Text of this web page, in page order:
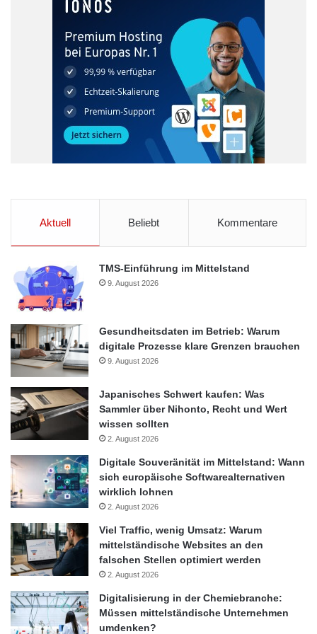
Finanzsystem und muss schleunigst eingedämmt werden“, sagt
Orginal-Meldung:
http://www.presseportal.de/pm/24076/2108749/finanzmarktreguli
erung-muss-an-der-richtigen-stelle-ansetzen/api
Geldanlage Gratis Spartipps
Aktuell Beliebt Kommentare
TMS-Einführung im Mittelstand
9. August 2026
Gesundheitsdaten im Betrieb: Warum
digitale Prozesse klare Grenzen brauchen
9. August 2026
Japanisches Schwert kaufen: Was
Sammler über Nihonto, Recht und Wert
wissen sollten
2. August 2026
Digitale Souveränität im Mittelstand: Wann
sich europäische Softwarealternativen
wirklich lohnen
2. August 2026
Viel Traffic, wenig Umsatz: Warum
mittelständische Websites an den
falschen Stellen optimiert werden
2. August 2026
Digitalisierung in der Chemiebranche:
Müssen mittelständische Unternehmen
umdenken?